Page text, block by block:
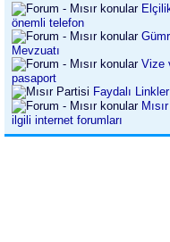
önemli telefon
Mevzuatı
Vize
pasaport
Faydalı Linkler
ilgili internet forumları